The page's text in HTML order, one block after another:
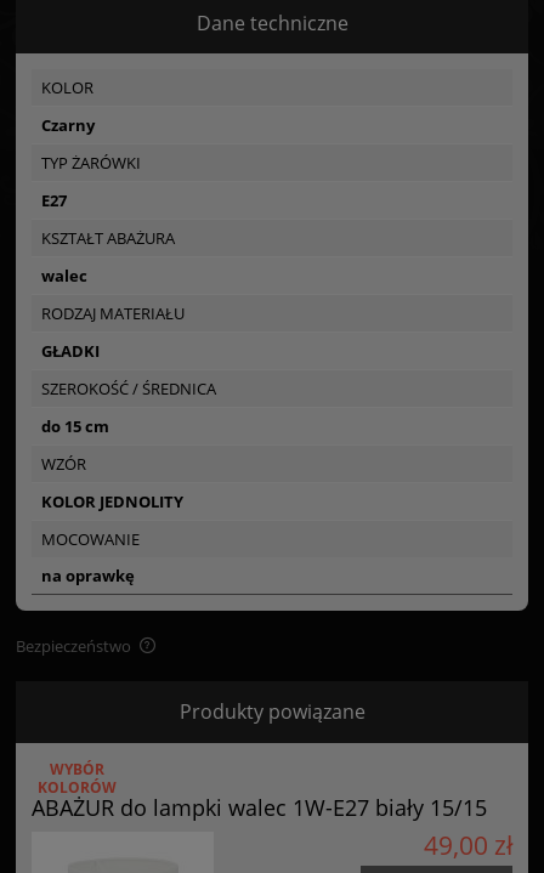
Dane techniczne
KOLOR
Czarny
TYP ŻARÓWKI
E27
KSZTAŁT ABAŻURA
walec
RODZAJ MATERIAŁU
GŁADKI
SZEROKOŚĆ / ŚREDNICA
do 15 cm
WZÓR
KOLOR JEDNOLITY
MOCOWANIE
na oprawkę
Bezpieczeństwo
Certyfikaty i ostrzeżenie bezpieczeństwa
Posiada oznaczenie CE (zgodność z normami UE).
Produkty powiązane
ABAŻUR do lampki walec 1W-E27 biały 15/15
WYBÓR
KOLORÓW
49,00 zł